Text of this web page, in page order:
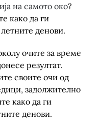
на самото око?
како да ги
денови.
очите за време
резултат.
своите очи од
задолжително
како да ги
денови.